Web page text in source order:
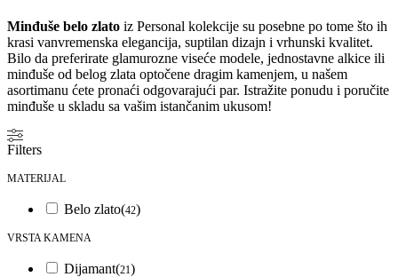
Minđuše belo zlato iz Personal kolekcije su posebne po tome što ih
krasi vanvremenska elegancija, suptilan dizajn i vrhunski kvalitet.
Bilo da preferirate glamurozne viseće modele, jednostavne alkice ili
minđuše od belog zlata optočene dragim kamenjem, u našem
asortimanu ćete pronaći odgovarajući par. Istražite ponudu i poručite
minđuše u skladu sa vašim istančanim ukusom!
Filters
MATERIJAL
Belo zlato(42)
VRSTA KAMENA
Dijamant(21)